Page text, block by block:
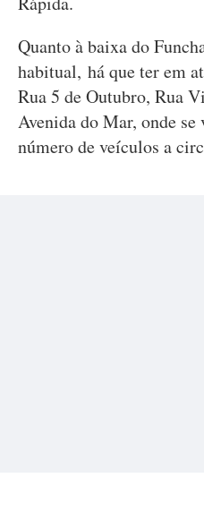
Quanto à baixa do
habitual, há que ter em
Rua 5 de Outubro, Rua
Avenida do Mar, onde
número de veículos a